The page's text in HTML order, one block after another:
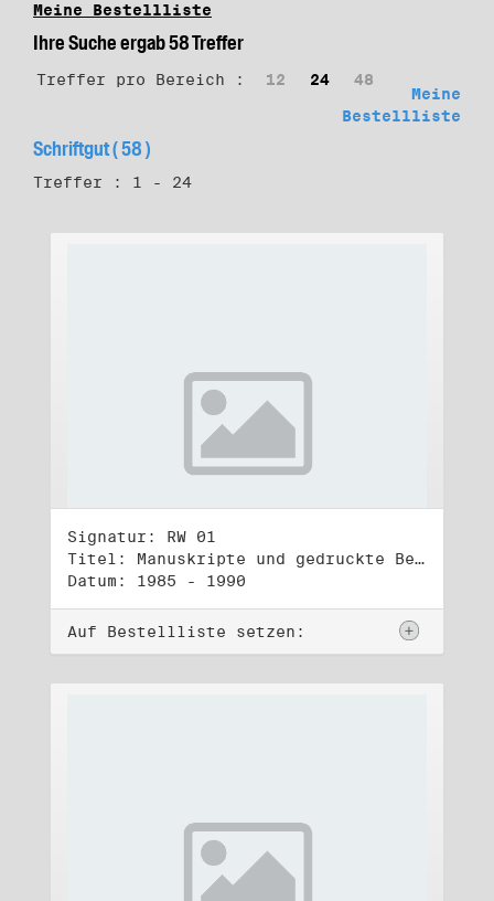
Meine Bestellliste
Ihre Suche ergab 58 Treffer
Treffer pro Bereich : 12 24
48
Meine
Bestellliste
Schriftgut ( 58 )
Treffer : 1 - 24
Signatur: RW 01
Titel: Manuskripte und gedruckte Belege (1)
Datum: 1985 - 1990
Auf Bestellliste setzen: